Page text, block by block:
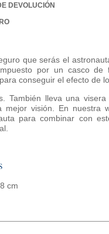
DEVOLUCIÓN
que serás el
por un casco de
conseguir el efecto de
También lleva una
mejor visión. En nuestra
para combinar con
cm